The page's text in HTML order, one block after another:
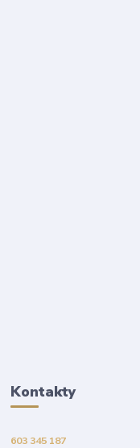
Kontakty
603 345 187